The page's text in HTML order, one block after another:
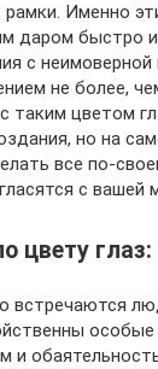
Именно
даром быстро
с неимоверной
не более,
таким цветом
но на
все по-
с вашей
цвету
встречаются
и